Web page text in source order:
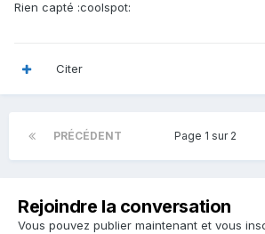
Rien capté :coolspot:
Citer
PRÉCÉDENT Page 1 sur 2
Rejoindre la conversation
Vous pouvez publier maintenant et vous